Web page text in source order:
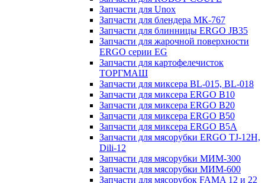
Запчасти для Unox
Запчасти для блендера МК-767
Запчасти для блинницы ERGO JB35
Запчасти для жарочной поверхности
ERGO серии EG
Запчасти для картофелечисток
ТОРГМАШ
Запчасти для миксера BL-015, BL-018
Запчасти для миксера ERGO B10
Запчасти для миксера ERGO B20
Запчасти для миксера ERGO B50
Запчасти для миксера ERGO B5A
Запчасти для мясорубки ERGO TJ-12H,
Dili-12
Запчасти для мясорубки МИМ-300
Запчасти для мясорубки МИМ-600
Запчасти для мясорубок FAMA 12 и 22